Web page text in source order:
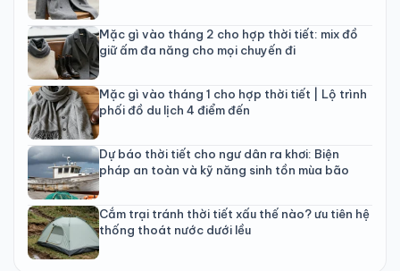
Mặc gì vào tháng 2 cho hợp thời tiết: mix đồ
giữ ấm đa năng cho mọi chuyến đi
Mặc gì vào tháng 1 cho hợp thời tiết | Lộ trình
phối đồ du lịch 4 điểm đến
Dự báo thời tiết cho ngư dân ra khơi: Biện
pháp an toàn và kỹ năng sinh tồn mùa bão
Cắm trại tránh thời tiết xấu thế nào? ưu tiên hệ
thống thoát nước dưới lều